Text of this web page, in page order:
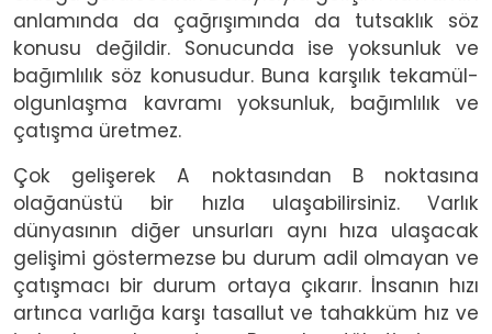
anlamında da çağrışımında da tutsaklık söz
konusu değildir. Sonucunda ise yoksunluk ve
bağımlılık söz konusudur. Buna karşılık tekamül-
olgunlaşma kavramı yoksunluk, bağımlılık ve
çatışma üretmez.
Çok gelişerek A noktasından B noktasına
olağanüstü bir hızla ulaşabilirsiniz. Varlık
dünyasının diğer unsurları aynı hıza ulaşacak
gelişimi göstermezse bu durum adil olmayan ve
çatışmacı bir durum ortaya çıkarır. İnsanın hızı
artınca varlığa karşı tasallut ve tahakküm hız ve